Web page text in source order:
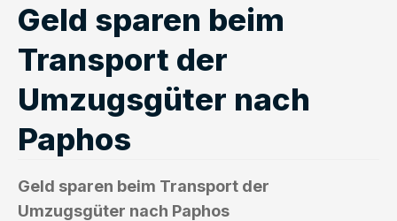
Geld sparen beim
Transport der
Umzugsgüter nach
Paphos
Geld sparen beim Transport der
Umzugsgüter nach Paphos